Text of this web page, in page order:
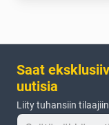
Saat
uutisia
Liity tuhansiin